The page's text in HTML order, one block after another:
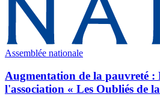
Assemblée nationale
Augmentation de la pauvreté :
l'association « Les Oubliés de